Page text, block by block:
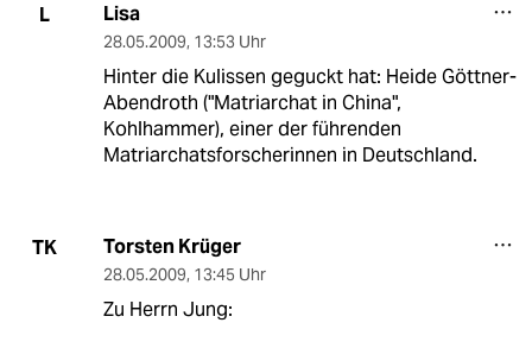
L Lisa
28.05.2009, 13:53 Uhr
Hinter die Kulissen geguckt hat: Heide Göttner-
Abendroth ("Matriarchat in China",
Kohlhammer), einer der führenden
Matriarchatsforscherinnen in Deutschland.
TK Torsten Krüger
28.05.2009, 13:45 Uhr
Zu Herrn Jung: